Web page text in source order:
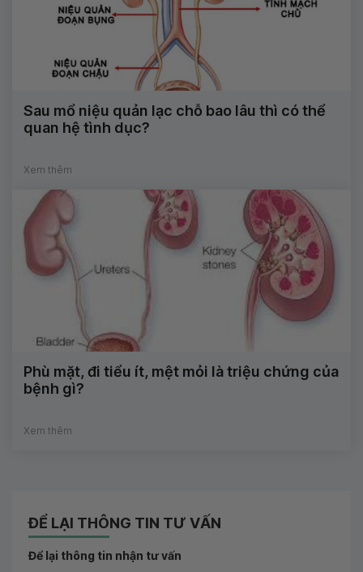
Sau mổ niệu quản lạc chỗ bao lâu thì có thể
quan hệ tình dục?
Xem thêm
Phù mặt, đi tiểu ít, mệt mỏi là triệu chứng của
bệnh gì?
Xem thêm
ĐỂ LẠI THÔNG TIN TƯ VẤN
Để lại thông tin nhận tư vấn